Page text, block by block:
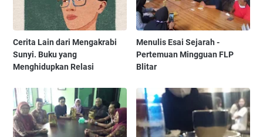
Cerita Lain dari Mengakrabi
Sunyi. Buku yang
Menghidupkan Relasi
Menulis Esai Sejarah -
Pertemuan Mingguan FLP
Blitar